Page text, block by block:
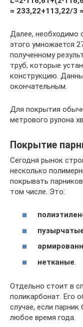
= 233,22+113,22/3
Далее, необходимо
этого умножается
полученному
труб, которые
конструкцию.
окончательным.
Для покрытия
метрового рулона
Покрытие
Сегодня рынок
несколько
покрывать
том числе. Это:
нетканые
Отдельно стоит в
поликарбонат. Его
случае, если
любое время года.